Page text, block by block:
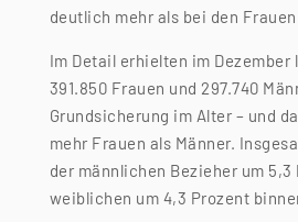
deutlich mehr als bei den
Im Detail erhielten im
391.850 Frauen und 297.740
Grundsicherung im Alter – und
mehr Frauen als Männer.
der männlichen Bezieher um 5,3
weiblichen um 4,3 Prozent